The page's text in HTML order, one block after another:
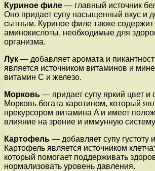
Куриное филе — главный источник
Оно придает супу насыщенный вкус и
сытным. Куриное филе также
аминокислоты, необходимые для
организма.
Лук — добавляет аромата и
является источником витаминов и
витамин C и железо.
Морковь — придает супу яркий цвет и
Морковь богата каротином, который
прекурсором витамина A и имеет
влияние на зрение и иммунную
Картофель — добавляет супу густоту
Картофель является источником
который помогает поддерживать
нормализовать уровень давления.